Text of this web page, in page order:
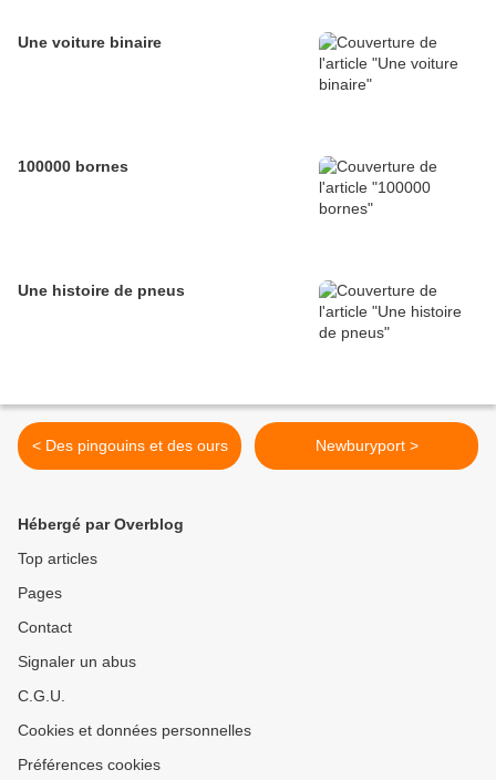
Une voiture binaire
100000 bornes
Une histoire de pneus
< Des pingouins et des ours Newburyport >
Hébergé par Overblog
Top articles
Pages
Contact
Signaler un abus
C.G.U.
Cookies et données personnelles
Préférences cookies